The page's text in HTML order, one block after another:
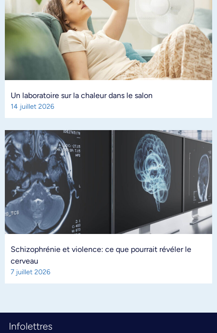
Un laboratoire sur la chaleur dans le salon
14 juillet 2026
Schizophrénie et violence: ce que pourrait révéler le
cerveau
7 juillet 2026
Infolettres